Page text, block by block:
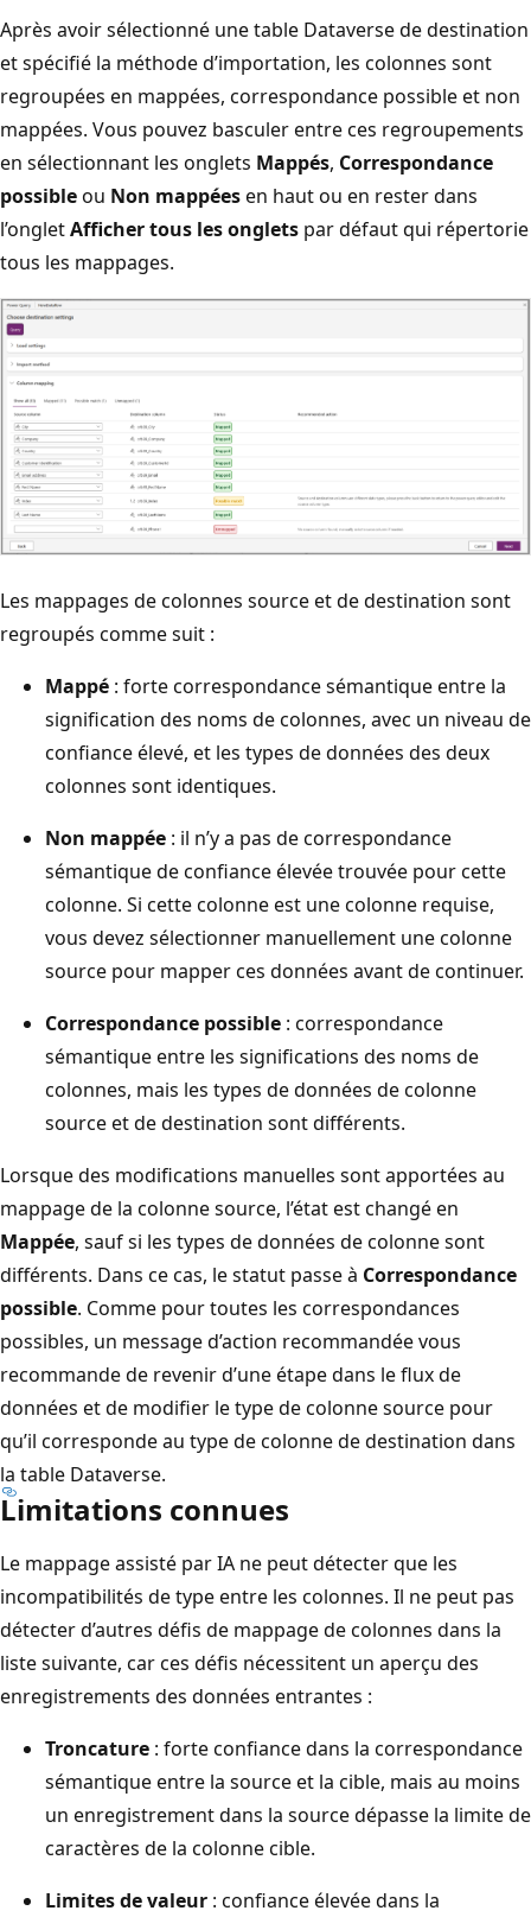
Après avoir sélectionné une table Dataverse de destination
et spécifié la méthode d’importation, les colonnes sont
regroupées en mappées, correspondance possible et non
mappées. Vous pouvez basculer entre ces regroupements
en sélectionnant les onglets Mappés, Correspondance
possibleou Non mappéesen haut ou en rester dans
l’ongletAfficher tous les onglets par défaut qui répertorie
tous les mappages.
Les mappages de colonnes source et de destination sont
regroupés comme suit :
Mappé : forte correspondance sémantique entre la
signification des noms de colonnes, avec un niveau de
confiance élevé, et les types de données des deux
colonnes sont identiques.
Non mappée : il n’y a pas de correspondance
sémantique de confiance élevée trouvée pour cette
colonne. Si cette colonne est une colonne requise,
vous devez sélectionner manuellement une colonne
source pour mapper ces données avant de continuer.
Correspondance possible : correspondance
sémantique entre les significations des noms de
colonnes, mais les types de données de colonne
source et de destination sont différents.
Lorsque des modifications manuelles sont apportées au
mappage de la colonne source, l’état est changé en
Mappée, sauf si les types de données de colonne sont
différents. Dans ce cas, le statut passe à Correspondance
possible. Comme pour toutes les correspondances
possibles, un message d’action recommandée vous
recommande de revenir d’une étape dans le flux de
données et de modifier le type de colonne source pour
qu’il corresponde au type de colonne de destination dans
la table Dataverse.
Limitations connues
Le mappage assisté par IA ne peut détecter que les
incompatibilités de type entre les colonnes. Il ne peut pas
détecter d’autres défis de mappage de colonnes dans la
liste suivante, car ces défis nécessitent un aperçu des
enregistrements des données entrantes :
Troncature : forte confiance dans la correspondance
sémantique entre la source et la cible, mais au moins
un enregistrement dans la source dépasse la limite de
caractères de la colonne cible.
Limites de valeur : confiance élevée dans la